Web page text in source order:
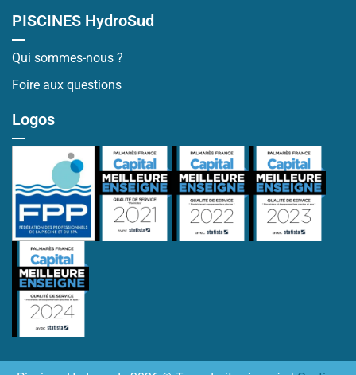
PISCINES HydroSud
Qui sommes-nous ?
Foire aux questions
Logos